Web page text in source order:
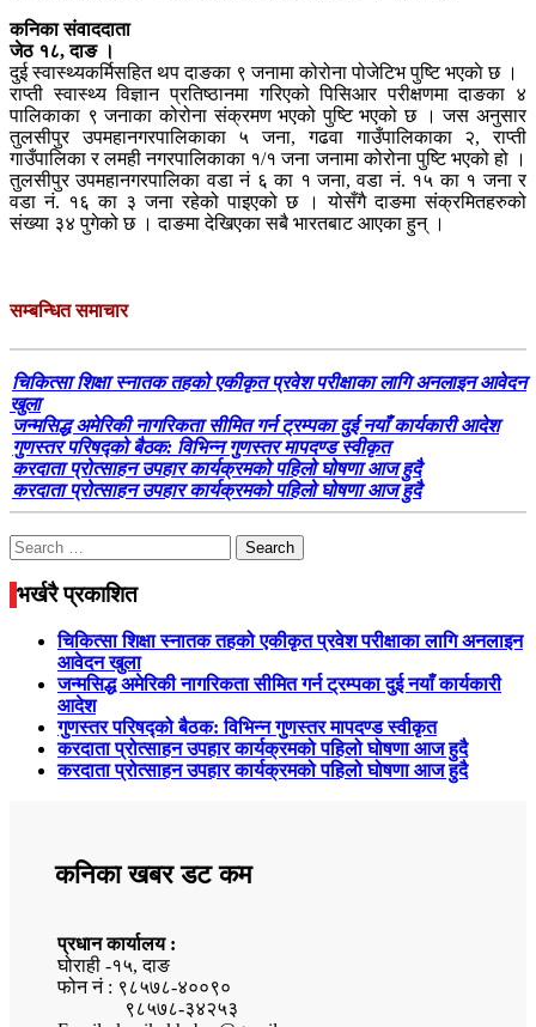
कनिका संवाददाता
जेठ १८, दाङ ।
दुई स्वास्थ्यकर्मिसहित थप दाङका ९ जनामा कोरोना पोजेटिभ पुष्टि भएकाे छ ।
राप्ती स्वास्थ्य विज्ञान प्रतिष्ठानमा गरिएको पिसिआर परीक्षणमा दाङका ४
पालिकाका ९ जनाका कोरोना संक्रमण भएको पुष्टि भएको छ । जस अनुसार
तुलसीपुर उपमहानगरपालिकाका ५ जना, गढवा गाउँपालिकाका २, राप्ती
गाउँपालिका र लमही नगरपालिकाका १/१ जना जनामा कोरोना पुष्टि भएको हो ।
तुलसीपुर उपमहानगरपालिका वडा नं ६ का १ जना, वडा नं. १५ का १ जना र
वडा नं. १६ का ३ जना रहेको पाइएको छ । योसँगै दाङमा संक्रमितहरुको
संख्या ३४ पुगेको छ । दाङमा देखिएका सबै भारतबाट आएका हुन् ।
सम्बन्धित समाचार
चिकित्सा शिक्षा स्नातक तहको एकीकृत प्रवेश परीक्षाका लागि अनलाइन आवेदन
खुला
जन्मसिद्ध अमेरिकी नागरिकता सीमित गर्न ट्रम्पका दुई नयाँ कार्यकारी आदेश
गुणस्तर परिषद्को बैठक: विभिन्न गुणस्तर मापदण्ड स्वीकृत
करदाता प्रोत्साहन उपहार कार्यक्रमको पहिलो घोषणा आज हुदै
करदाता प्रोत्साहन उपहार कार्यक्रमको पहिलो घोषणा आज हुदै
Search
for:
भर्खरै प्रकाशित
चिकित्सा शिक्षा स्नातक तहको एकीकृत प्रवेश परीक्षाका लागि अनलाइन
आवेदन खुला
जन्मसिद्ध अमेरिकी नागरिकता सीमित गर्न ट्रम्पका दुई नयाँ कार्यकारी
आदेश
गुणस्तर परिषद्को बैठक: विभिन्न गुणस्तर मापदण्ड स्वीकृत
करदाता प्रोत्साहन उपहार कार्यक्रमको पहिलो घोषणा आज हुदै
करदाता प्रोत्साहन उपहार कार्यक्रमको पहिलो घोषणा आज हुदै
कनिका खबर डट कम
प्रधान कार्यालय :
घोराही -१५, दाङ
फोन नं : ९८५७८-४००९०
९८५७८-३४२५३